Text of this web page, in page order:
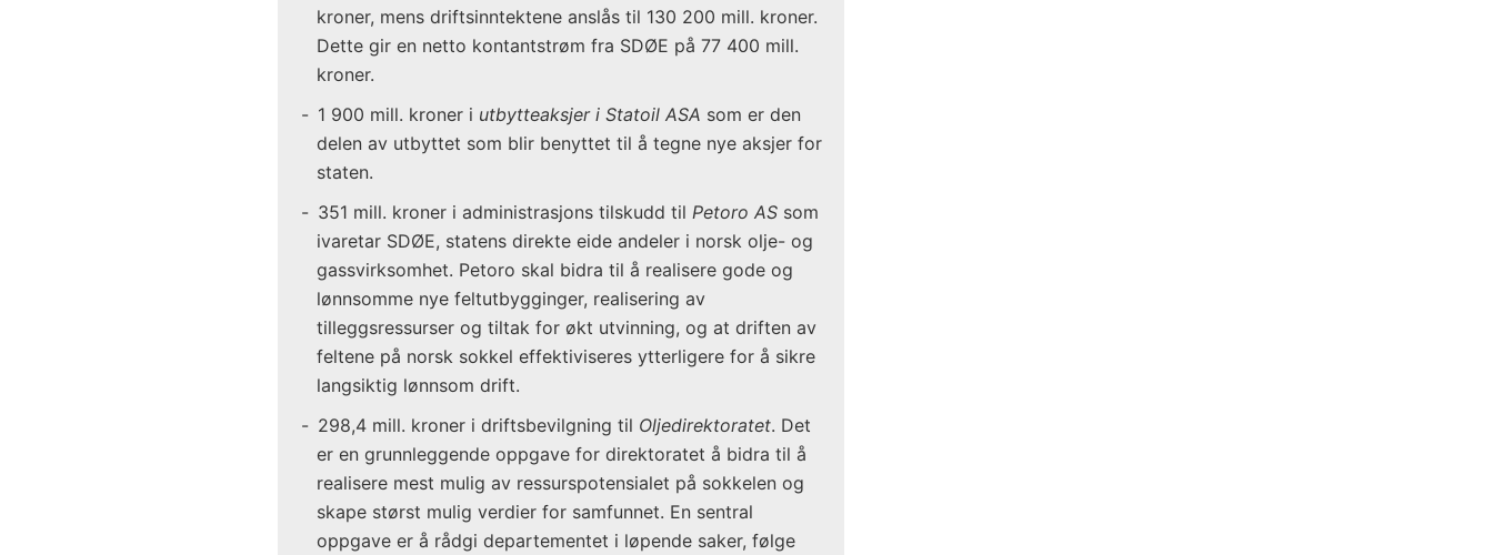
kroner, mens driftsinntektene anslås til 130 200 mill. kroner.
Dette gir en netto kontantstrøm fra SDØE på 77 400 mill.
kroner.
1 900 mill. kroner i utbytteaksjer i Statoil ASA som er den
delen av utbyttet som blir benyttet til å tegne nye aksjer for
staten.
351 mill. kroner i administrasjons tilskudd til Petoro AS som
ivaretar SDØE, statens direkte eide andeler i norsk olje- og
gassvirksomhet. Petoro skal bidra til å realisere gode og
lønnsomme nye feltutbygginger, realisering av
tilleggsressurser og tiltak for økt utvinning, og at driften av
feltene på norsk sokkel effektiviseres ytterligere for å sikre
langsiktig lønnsom drift.
298,4 mill. kroner i driftsbevilgning til Oljedirektoratet. Det
er en grunnleggende oppgave for direktoratet å bidra til å
realisere mest mulig av ressurspotensialet på sokkelen og
skape størst mulig verdier for samfunnet. En sentral
oppgave er å rådgi departementet i løpende saker, følge